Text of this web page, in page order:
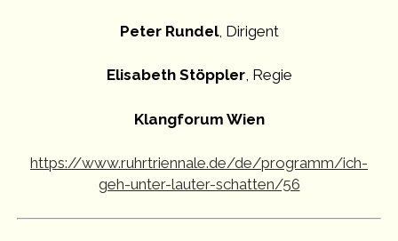
Peter Rundel, Dirigent
Elisabeth Stöppler, Regie
Klangforum Wien
https://www.ruhrtriennale.de/de/programm/ich-
geh-unter-lauter-schatten/56